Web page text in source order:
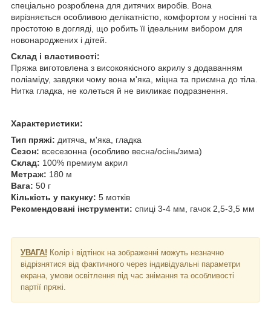
спеціально розроблена для дитячих виробів. Вона
вирізняється особливою делікатністю, комфортом у носінні та
простотою в догляді, що робить її ідеальним вибором для
новонароджених і дітей.
Склад і властивості:
Пряжа виготовлена з високоякісного акрилу з додаванням
поліаміду, завдяки чому вона м'яка, міцна та приємна до тіла.
Нитка гладка, не колеться й не викликає подразнення.
Характеристики:
Тип пряжі: дитяча, м'яка, гладка
Сезон: всесезонна (особливо весна/осінь/зима)
Склад: 100% премиум акрил
Метраж: 180 м
Вага: 50 г
Кількість у пакунку: 5 мотків
Рекомендовані інструменти: спиці 3-4 мм, гачок 2,5-3,5 мм
УВАГА! Колір і відтінок на зображенні можуть незначно
відрізнятися від фактичного через індивідуальні параметри
екрана, умови освітлення під час знімання та особливості
партії пряжі.